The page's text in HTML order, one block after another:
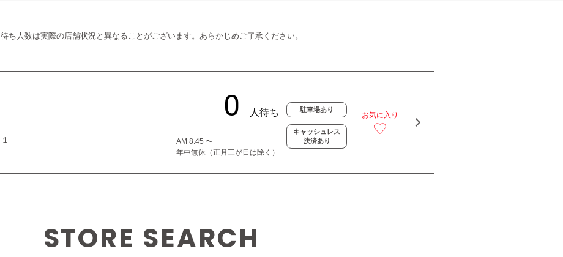
待ち人数は実際の店舗状況と異なることがございます。あらかじめご了承ください。
AM 8:45 〜
年中無休（正月三が日は除く）
駐車場あり
キャッシュレス
決済あり
お気に入り
STORE SEARCH